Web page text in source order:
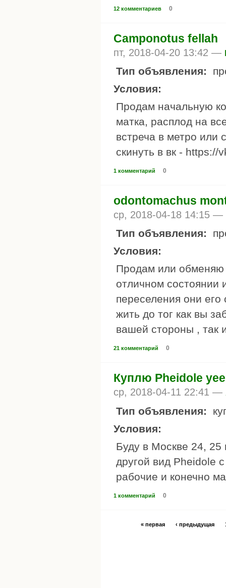
12 комментариев 0
Camponotus fellah
пт, 2018-04-20 13:42 —
Тип объявления:
Условия:
Продам начальную
матка, расплод на
встреча в метро или
скинуть в вк -
1 комментарий 0
odontomachus
ср, 2018-04-18 14:15 —
Тип объявления:
Условия:
Продам или
отличном состоянии
переселения они
жить до тог как вы
вашей стороны , так
21 комментарий 0
Куплю Pheidole
ср, 2018-04-11 22:41 —
Тип объявления:
Условия:
Буду в Москве 24, 25
другой вид Pheidole
рабочие и конечно
1 комментарий 0
« первая ‹ предыдущая